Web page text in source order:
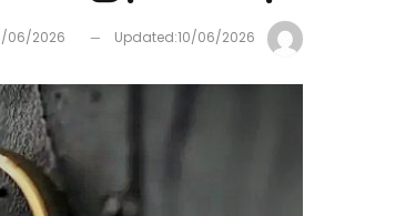
06/2026 Updated:10/06/2026